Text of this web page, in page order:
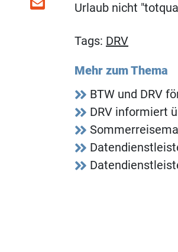
Urlaub nicht
Tags: DRV
Mehr zum Thema
BTW und DRV
DRV informiert